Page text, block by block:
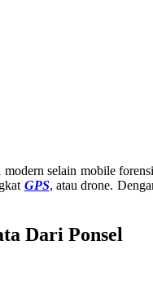
selain mobile
GPS, atau drone.
Dari Ponsel